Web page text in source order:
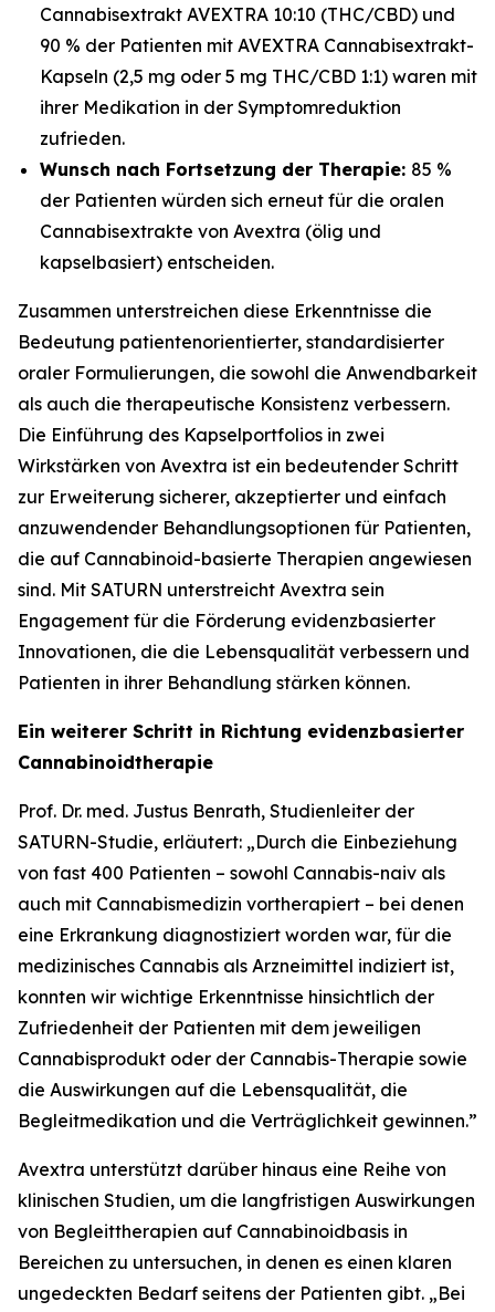
Cannabisextrakt AVEXTRA 10:10 (THC/CBD) und
90 % der Patienten mit AVEXTRA Cannabisextrakt-
Kapseln (2,5 mg oder 5 mg THC/CBD 1:1) waren mit
ihrer Medikation in der Symptomreduktion
zufrieden.
Wunsch nach Fortsetzung der Therapie: 85 %
der Patienten würden sich erneut für die oralen
Cannabisextrakte von Avextra (ölig und
kapselbasiert) entscheiden.
Zusammen unterstreichen diese Erkenntnisse die
Bedeutung patientenorientierter, standardisierter
oraler Formulierungen, die sowohl die Anwendbarkeit
als auch die therapeutische Konsistenz verbessern.
Die Einführung des Kapselportfolios in zwei
Wirkstärken von Avextra ist ein bedeutender Schritt
zur Erweiterung sicherer, akzeptierter und einfach
anzuwendender Behandlungsoptionen für Patienten,
die auf Cannabinoid-basierte Therapien angewiesen
sind. Mit SATURN unterstreicht Avextra sein
Engagement für die Förderung evidenzbasierter
Innovationen, die die Lebensqualität verbessern und
Patienten in ihrer Behandlung stärken können.
Ein weiterer Schritt in Richtung evidenzbasierter
Cannabinoidtherapie
Prof. Dr. med. Justus Benrath, Studienleiter der
SATURN-Studie, erläutert: „Durch die Einbeziehung
von fast 400 Patienten – sowohl Cannabis-naiv als
auch mit Cannabismedizin vortherapiert – bei denen
eine Erkrankung diagnostiziert worden war, für die
medizinisches Cannabis als Arzneimittel indiziert ist,
konnten wir wichtige Erkenntnisse hinsichtlich der
Zufriedenheit der Patienten mit dem jeweiligen
Cannabisprodukt oder der Cannabis-Therapie sowie
die Auswirkungen auf die Lebensqualität, die
Begleitmedikation und die Verträglichkeit gewinnen.”
Avextra unterstützt darüber hinaus eine Reihe von
klinischen Studien, um die langfristigen Auswirkungen
von Begleittherapien auf Cannabinoidbasis in
Bereichen zu untersuchen, in denen es einen klaren
ungedeckten Bedarf seitens der Patienten gibt. „Bei